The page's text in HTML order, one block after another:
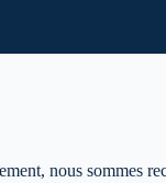
nous sommes